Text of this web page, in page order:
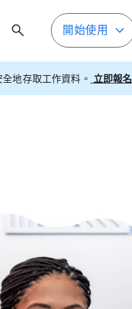
開始​使用
地​存取​工作​資料。 立即​報​名